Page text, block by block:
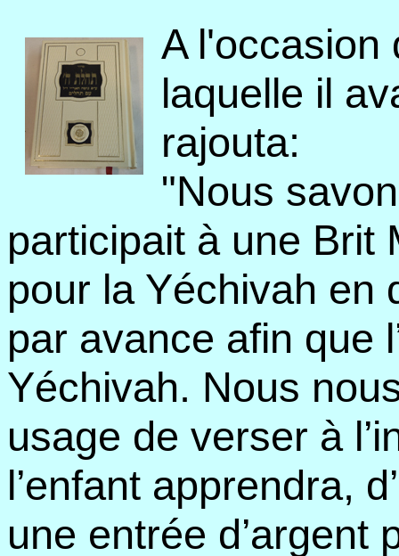
A l'occasion
laquelle il
rajouta:
"Nous
participait à une Brit
pour la Yéchivah en
par avance afin que
Yéchivah. Nous
usage de verser à
l’enfant apprendra,
une entrée d’argent